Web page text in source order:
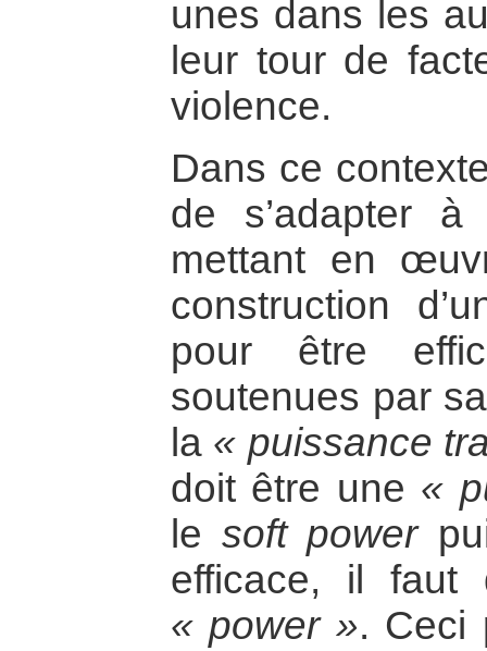
unes dans les
leur tour de
violence.
Dans ce
de s’adapter
mettant en
construction
pour être
soutenues par
la « puissance
doit être une «
lesoft power
efficace, il
« power ». Ceci